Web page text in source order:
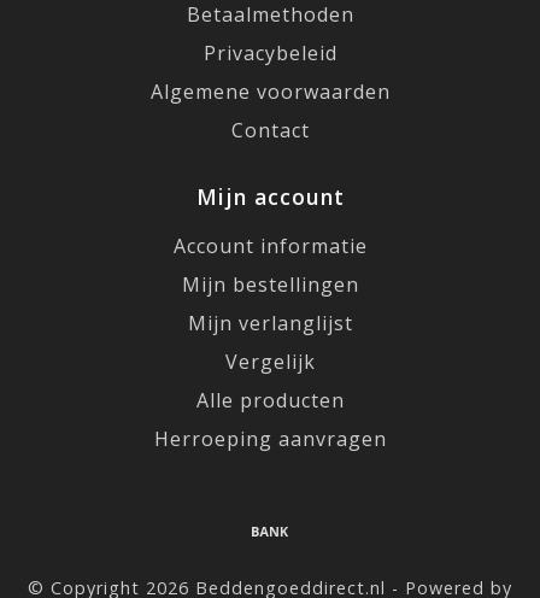
Betaalmethoden
Privacybeleid
Algemene voorwaarden
Contact
Mijn account
Account informatie
Mijn bestellingen
Mijn verlanglijst
Vergelijk
Alle producten
Herroeping aanvragen
© Copyright 2026 Beddengoeddirect.nl - Powered by